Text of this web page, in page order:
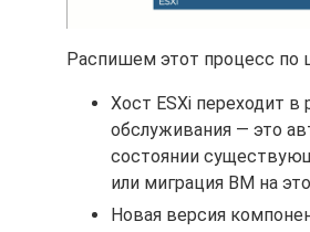
Распишем этот процесс по
Хост ESXi переходит
обслуживания — это
состоянии
или миграция ВМ на
Новая версия